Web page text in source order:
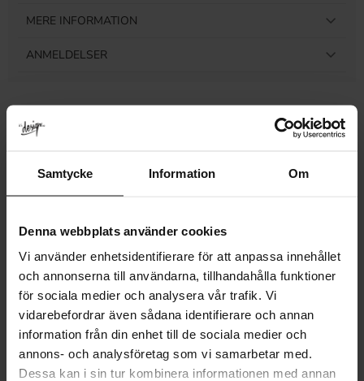
Samtycke Information Om
Denna webbplats använder cookies
Vi använder enhetsidentifierare för att anpassa innehållet
och annonserna till användarna, tillhandahålla funktioner
för sociala medier och analysera vår trafik. Vi
vidarebefordrar även sådana identifierare och annan
information från din enhet till de sociala medier och
annons- och analysföretag som vi samarbetar med.
Dessa kan i sin tur kombinera informationen med annan
MERE INFORMATION
ANMELDELSER